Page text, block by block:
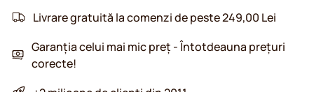
Livrare gratuită la comenzi de peste 249,00 Lei
Garanția celui mai mic preț - Întotdeauna prețuri
corecte!